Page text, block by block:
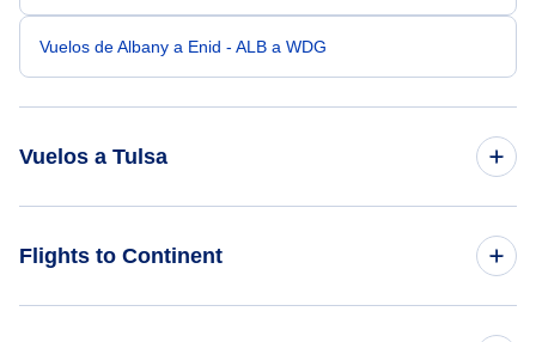
Vuelos de Albany a Enid - ALB a WDG
Vuelos a Tulsa
Flights to Continent